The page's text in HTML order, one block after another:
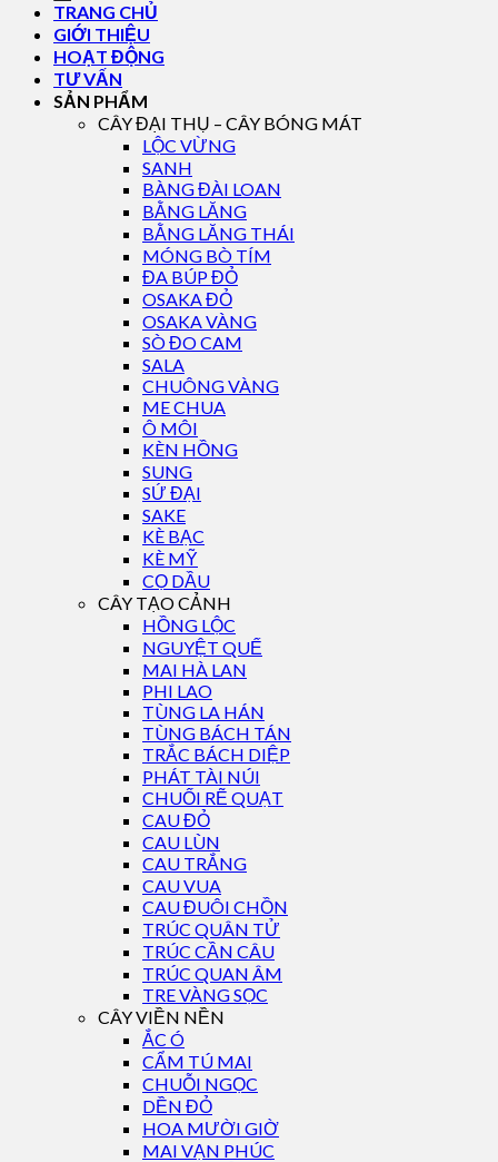
TRANG CHỦ
GIỚI THIỆU
HOẠT ĐỘNG
TƯ VẤN
SẢN PHẨM
CÂY ĐẠI THỤ – CÂY BÓNG MÁT
LỘC VỪNG
SANH
BÀNG ĐÀI LOAN
BẰNG LĂNG
BẰNG LĂNG THÁI
MÓNG BÒ TÍM
ĐA BÚP ĐỎ
OSAKA ĐỎ
OSAKA VÀNG
SÒ ĐO CAM
SALA
CHUÔNG VÀNG
ME CHUA
Ô MÔI
KÈN HỒNG
SUNG
SỨ ĐẠI
SAKE
KÈ BẠC
KÈ MỸ
CỌ DẦU
CÂY TẠO CẢNH
HỒNG LỘC
NGUYỆT QUẾ
MAI HÀ LAN
PHI LAO
TÙNG LA HÁN
TÙNG BÁCH TÁN
TRẮC BÁCH DIỆP
PHÁT TÀI NÚI
CHUỐI RẼ QUẠT
CAU ĐỎ
CAU LÙN
CAU TRẮNG
CAU VUA
CAU ĐUÔI CHỒN
TRÚC QUÂN TỬ
TRÚC CẦN CÂU
TRÚC QUAN ÂM
TRE VÀNG SỌC
CÂY VIỀN NỀN
ẮC Ó
CẨM TÚ MAI
CHUỖI NGỌC
DỀN ĐỎ
HOA MƯỜI GIỜ
MAI VẠN PHÚC